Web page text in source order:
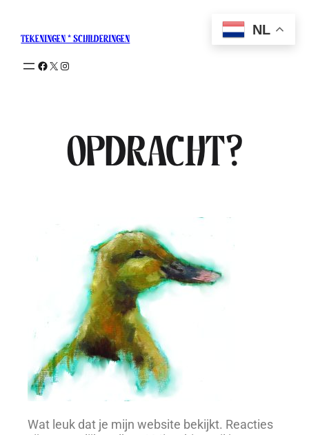
tekeningen * schilderingen
Opdracht?
Wat leuk dat je mijn website bekijkt. Reacties
NL